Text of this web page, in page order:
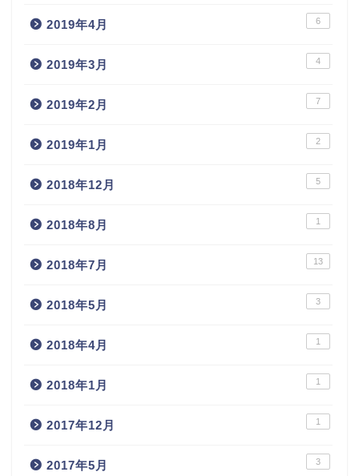
2019年4月 6
2019年3月 4
2019年2月 7
2019年1月 2
2018年12月 5
2018年8月 1
2018年7月 13
2018年5月 3
2018年4月 1
2018年1月 1
2017年12月 1
2017年5月 3